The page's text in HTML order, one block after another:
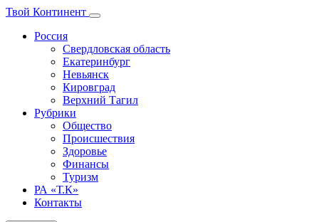
Твой Континент
Россия
Свердловская область
Екатеринбург
Невьянск
Кировград
Верхний Тагил
Рубрики
Общество
Происшествия
Здоровье
Финансы
Туризм
РА «Т.К»
Контакты